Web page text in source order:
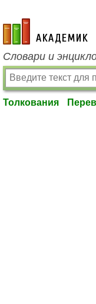
academic.ru
Словари и
Толкования